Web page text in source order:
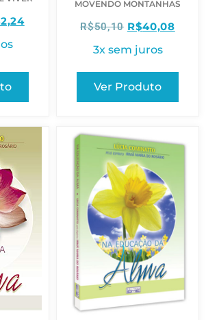
MOVENDO MONTANHAS
R$50,10 R$40,08
3x sem juros
Ver Produto